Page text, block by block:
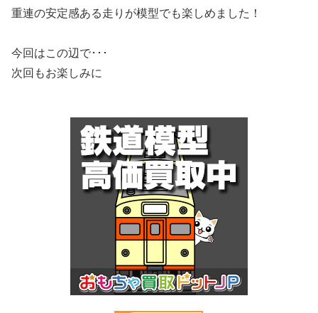
重連の安定感ある走りが模型でも楽しめました！
今回はこの辺で･･･
次回もお楽しみに